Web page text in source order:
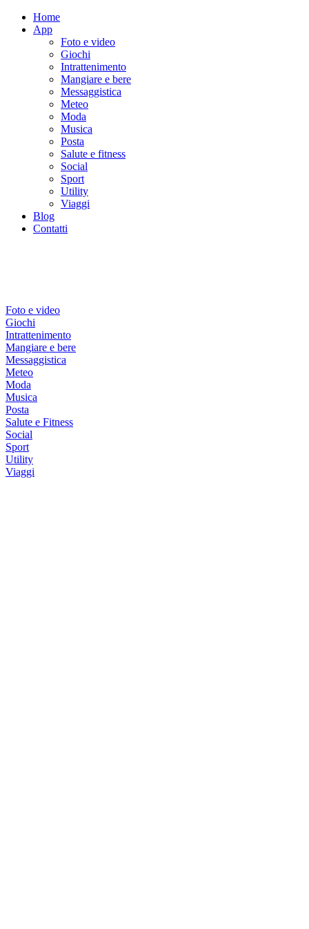
Home
App
Foto e video
Giochi
Intrattenimento
Mangiare e bere
Messaggistica
Meteo
Moda
Musica
Posta
Salute e fitness
Social
Sport
Utility
Viaggi
Blog
Contatti
Foto e video
Giochi
Intrattenimento
Mangiare e bere
Messaggistica
Meteo
Moda
Musica
Posta
Salute e Fitness
Social
Sport
Utility
Viaggi